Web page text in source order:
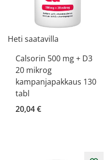
Heti saatavilla
Calsorin 500 mg + D3
20 mikrog
kampanjapakkaus 130
tabl
20,04 €